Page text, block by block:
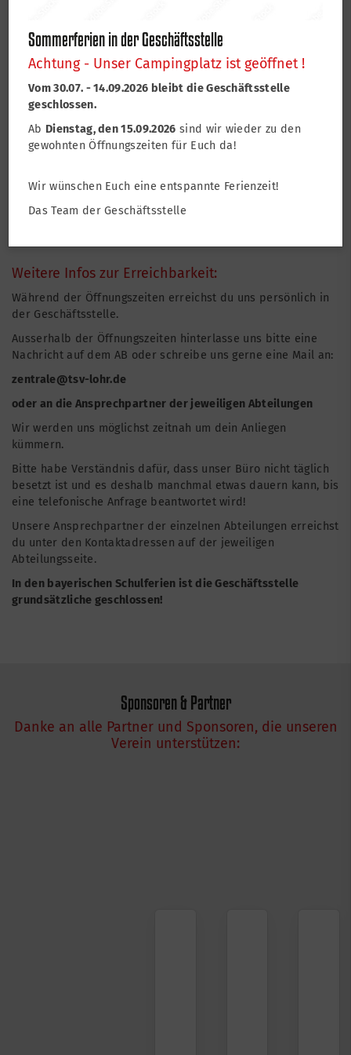
Öffnungszeiten der Geschäftsstelle:
Dienstag:
08:30 - 12:30 Uhr
Donnerstag:
08:30 - 12:30 Uhr
Weitere Infos zur Erreichbarkeit:
Während der Öffnungszeiten erreichst du uns persönlich in
der Geschäftsstelle.
Ausserhalb der Öffnungszeiten hinterlasse uns bitte eine
Nachricht auf dem AB oder schreibe uns gerne eine Mail an:
zentrale@tsv-lohr.de
oder an die Ansprechpartner der jeweiligen Abteilungen
Wir werden uns möglichst zeitnah um dein Anliegen
kümmern.
Bitte habe Verständnis dafür, dass unser Büro nicht täglich
besetzt ist und es deshalb manchmal etwas dauern kann, bis
eine telefonische Anfrage beantwortet wird!
Unsere Ansprechpartner der einzelnen Abteilungen erreichst
du unter den Kontaktadressen auf der jeweiligen
Abteilungsseite.
In den bayerischen Schulferien ist die Geschäftsstelle
grundsätzliche geschlossen!
Sponsoren & Partner
Danke an alle Partner und Sponsoren, die unseren
Verein unterstützen:
Sommerferien in der Geschäftsstelle
Achtung - Unser Campingplatz ist geöffnet !
Vom 30.07. - 14.09.2026 bleibt die Geschäftsstelle
geschlossen.
Ab Dienstag, den 15.09.2026 sind wir wieder zu den
gewohnten Öffnungszeiten für Euch da!
Wir wünschen Euch eine entspannte Ferienzeit!
Das Team der Geschäftsstelle